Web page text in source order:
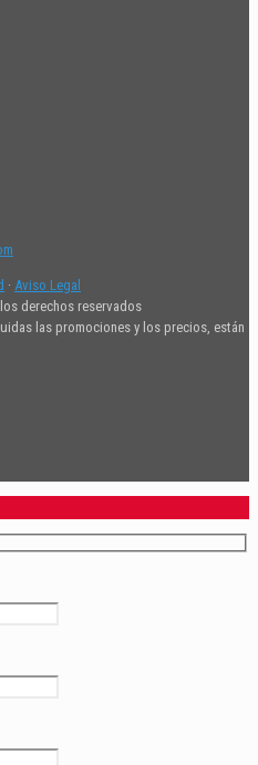
· Aviso Legal
derechos reservados
las promociones y los precios, están